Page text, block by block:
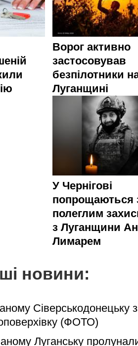
Ворог активно
застосовував
безпілотники
Луганщині
У Чернігові
попрощаються
полеглим
з Луганщини
Лимарем
новини:
Сіверськодонецьку
(ФОТО)
Луганську